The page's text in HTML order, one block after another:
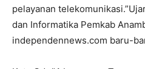
pelayanan
dan Informatika Pemkab
independennews.com baru-